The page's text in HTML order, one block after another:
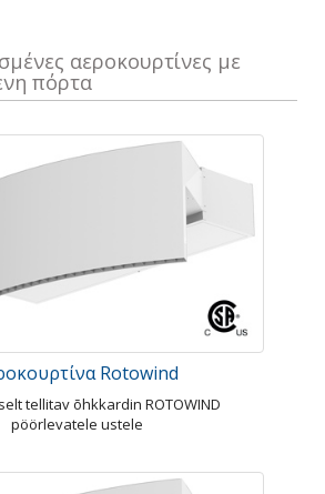
αεροκουρτίνες με
πόρτα
Rotowind
tellitav õhkkardin ROTOWIND
pöörlevatele ustele